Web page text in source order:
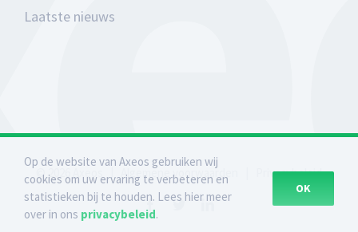
Laatste nieuws
© 2026 Algemene voorwaarden Privacybeleid
FacebookTwitterLinkedIn
Op de website van Axeos gebruiken wij
cookies om uw ervaring te verbeteren en
statistieken bij te houden. Lees hier meer
over in ons privacybeleid.
OK